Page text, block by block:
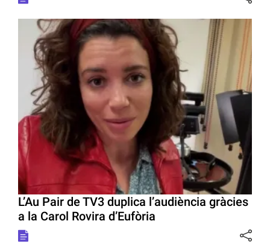
L’Au Pair de TV3 duplica l’audiència gràcies
a la Carol Rovira d’Eufòria